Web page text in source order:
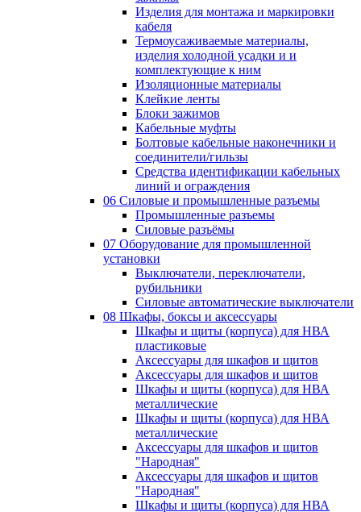
Изделия для монтажа и маркировки
кабеля
Термоусаживаемые материалы,
изделия холодной усадки и и
комплектующие к ним
Изоляционные материалы
Клейкие ленты
Блоки зажимов
Кабельные муфты
Болтовые кабельные наконечники и
соединители/гильзы
Средства идентификации кабельных
линий и ограждения
06 Силовые и промышленные разъемы
Промышленные разъемы
Силовые разъёмы
07 Оборудование для промышленной
установки
Выключатели, переключатели,
рубильники
Силовые автоматические выключатели
08 Шкафы, боксы и аксессуары
Шкафы и щиты (корпуса) для НВА
пластиковые
Аксессуары для шкафов и щитов
Аксессуары для шкафов и щитов
Шкафы и щиты (корпуса) для НВА
металлические
Шкафы и щиты (корпуса) для НВА
металлические
Аксессуары для шкафов и щитов
"Народная"
Аксессуары для шкафов и щитов
"Народная"
Шкафы и щиты (корпуса) для НВА